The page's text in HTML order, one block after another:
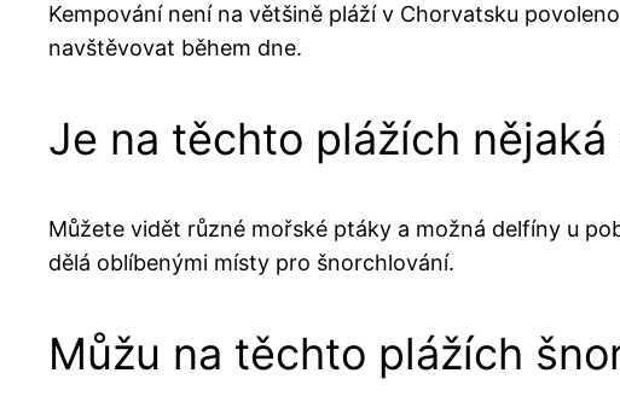
Kempování není na většině pláží v Chorvatsku
navštěvovat během dne.
Je na těchto plážích
Můžete vidět různé mořské ptáky a možná delfíny u
dělá oblíbenými místy pro šnorchlování.
Můžu na těchto plážích